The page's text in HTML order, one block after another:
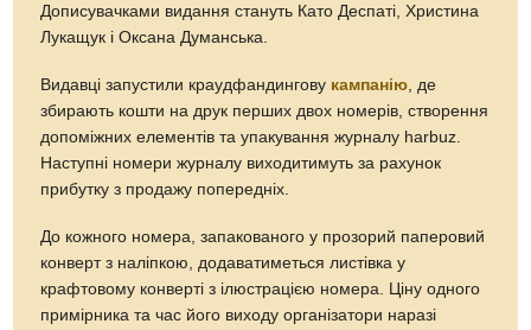
Дописувачками видання стануть Като Деспаті, Христина
Лукащук і Оксана Думанська.
Видавці запустили краудфандингову кампанію , де
збирають кошти на друк перших двох номерів, створення
допоміжних елементів та упакування журналу harbuz.
Наступні номери журналу виходитимуть за рахунок
прибутку з продажу попередніх.
До кожного номера, запакованого у прозорий паперовий
конверт з наліпкою, додаватиметься листівка у
крафтовому конверті з ілюстрацією номера. Ціну одного
примірника та час його виходу організатори наразі